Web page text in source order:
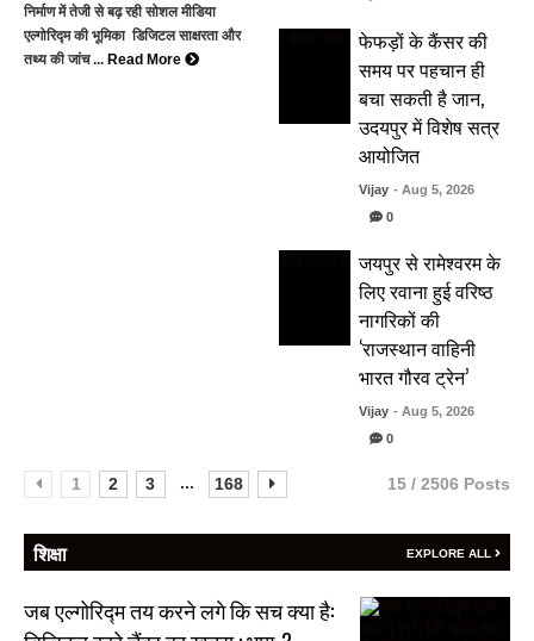
निर्माण में तेजी से बढ़ रही सोशल मीडिया
एल्गोरिद्म की भूमिका डिजिटल साक्षरता और
तथ्य की जांच ... Read More
फेफड़ों के कैंसर की
समय पर पहचान ही
बचा सकती है जान,
उदयपुर में विशेष सत्र
आयोजित
Vijay - Aug 5, 2026
0
जयपुर से रामेश्वरम के
लिए रवाना हुई वरिष्ठ
नागरिकों की
‘राजस्थान वाहिनी
भारत गौरव ट्रेन’
Vijay - Aug 5, 2026
0
1 2 3 ... 168 15 / 2506 Posts
शिक्षा EXPLORE ALL
जब एल्गोरिद्म तय करने लगे कि सच क्या है: